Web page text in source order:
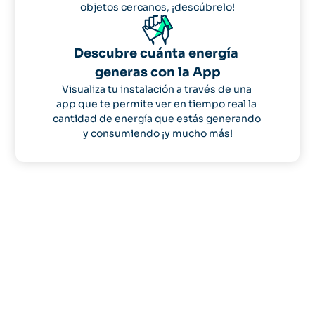
objetos cercanos, ¡descúbrelo!
Descubre cuánta energía
generas con la App
Visualiza tu instalación a través de una
app que te permite ver en tiempo real la
cantidad de energía que estás generando
y consumiendo ¡y mucho más!